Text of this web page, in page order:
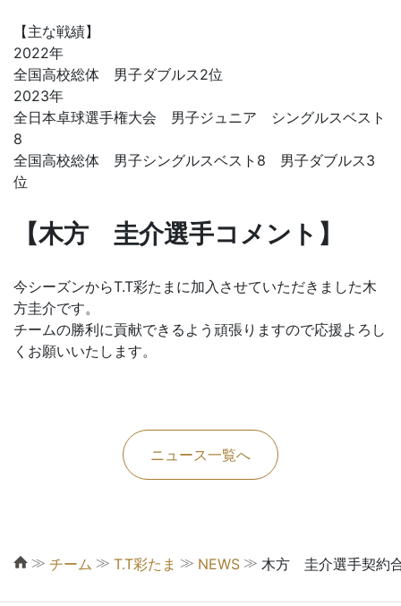
【主な戦績】
2022年
全国高校総体 男子ダブルス2位
2023年
全日本卓球選手権大会 男子ジュニア シングルスベスト
8
全国高校総体 男子シングルスベスト8 男子ダブルス3
位
【木方 圭介選手コメント】
今シーズンからT.T彩たまに加入させていただきました木
方圭介です。
チームの勝利に貢献できるよう頑張りますので応援よろし
くお願いいたします。
ニュース一覧へ
≫ チーム ≫ T.T彩たま ≫ NEWS ≫ 木方 圭介選手契約